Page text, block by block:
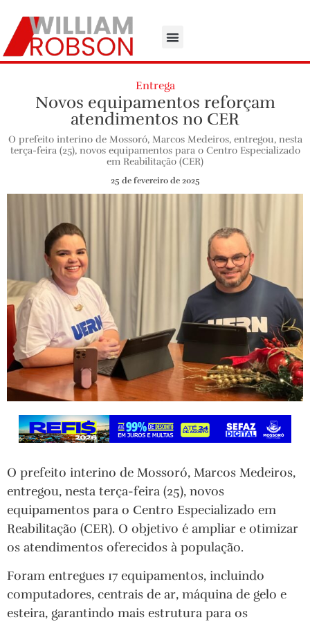
Entrega
Novos equipamentos reforçam
atendimentos no CER
O prefeito interino de Mossoró, Marcos Medeiros, entregou, nesta
terça-feira (25), novos equipamentos para o Centro Especializado
em Reabilitação (CER)
25 de fevereiro de 2025
O prefeito interino de Mossoró, Marcos Medeiros,
entregou, nesta terça-feira (25), novos
equipamentos para o Centro Especializado em
Reabilitação (CER). O objetivo é ampliar e otimizar
os atendimentos oferecidos à população.
Foram entregues 17 equipamentos, incluindo
computadores, centrais de ar, máquina de gelo e
esteira, garantindo mais estrutura para os